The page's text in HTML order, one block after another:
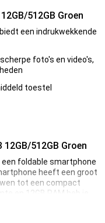
512GB Groen
een indrukwekkende
foto's en video's,
toestel
512GB Groen
een foldable smartphone
heeft een groot
tot een compact
en 12GB RAM heb je
en video's. Dankzij AI-
8 Gen 3 processor